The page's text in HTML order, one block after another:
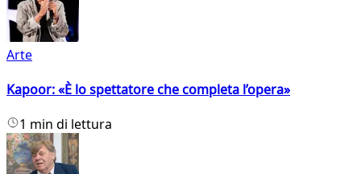
Arte
Kapoor: «È lo spettatore che completa l’opera»
1 min di lettura